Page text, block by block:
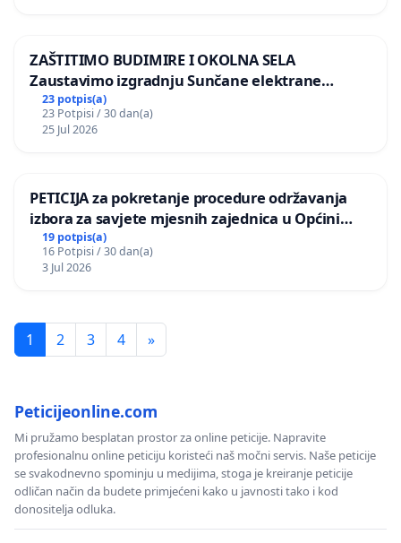
ZAŠTITIMO BUDIMIRE I OKOLNA SELA
Zaustavimo izgradnju Sunčane elektrane
Vedrine na području Ugljana
23 potpis(a)
23 Potpisi / 30 dan(a)
25 Jul 2026
PETICIJA za pokretanje procedure održavanja
izbora za savjete mjesnih zajednica u Općini
Bugojno
19 potpis(a)
16 Potpisi / 30 dan(a)
3 Jul 2026
1 2 3 4 »
Peticijeonline.com
Mi pružamo besplatan prostor za online peticije. Napravite
profesionalnu online peticiju koristeći naš močni servis. Naše peticije
se svakodnevno spominju u medijima, stoga je kreiranje peticije
odličan način da budete primjećeni kako u javnosti tako i kod
donositelja odluka.